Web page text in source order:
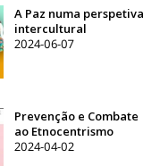
A Paz numa perspetiva
intercultural
2024-06-07
Prevenção e Combate
ao Etnocentrismo
2024-04-02